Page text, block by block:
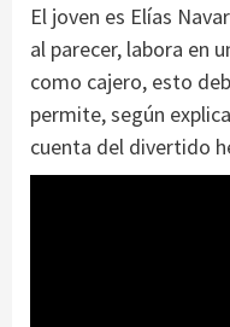
El joven es Elías
al parecer, labora en
como cajero, esto
permite, según
cuenta del divertido